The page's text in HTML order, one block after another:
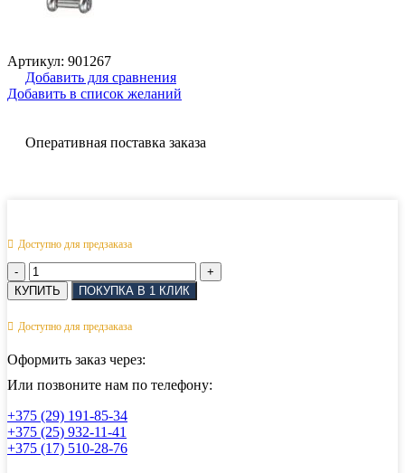
Артикул: 901267
Добавить для сравнения
Добавить в список желаний
Оперативная поставка заказа
Доступно для предзаказа
Количество
товара
Скоба
образная
шестигранным
углублением
8482
14
мм
КУПИТЬ ПОКУПКА В 1 КЛИК
Доступно для предзаказа
Оформить заказ через:
Или позвоните нам по телефону:
+375 (29) 191-85-34
+375 (25) 932-11-41
+375 (17) 510-28-76